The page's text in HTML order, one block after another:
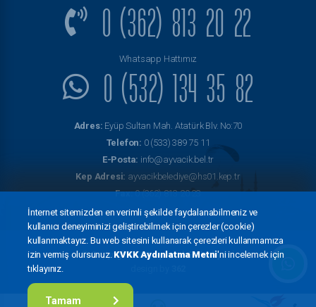
0 (362) 813 20 22
Whatsapp Hattımız
0 (532) 134 35 82
Adres: Eyüp Sultan Mah. Atatürk Blv. No:70
Telefon: 0 (533) 389 75 11
E-Posta: info@ayvacik.bel.tr
Kep Adresi: ayvacikbelediye@hs01.kep.tr
Fax:0 (362) 813 20 23
© Copyright 2022Ayvacık Belediyesi
İnternet sitemizden en verimli şekilde faydalanabilmeniz ve
kullanıcı deneyiminizi geliştirebilmek için çerezler (cookie)
kullanmaktayız. Bu web sitesini kullanarak çerezleri kullanmamıza
izin vermiş olursunuz. KVKK Aydınlatma Metni'ni incelemek için
tıklayınız.
Tamam